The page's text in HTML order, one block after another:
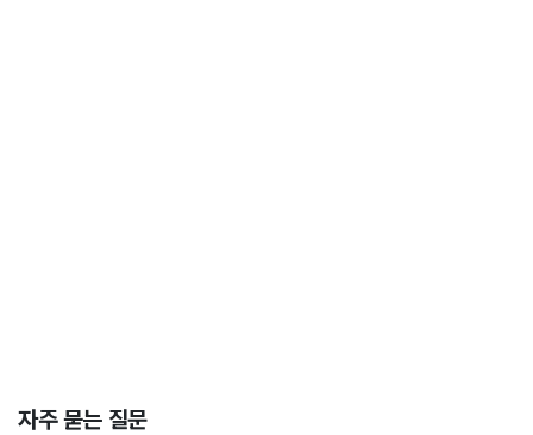
자주 묻는 질문